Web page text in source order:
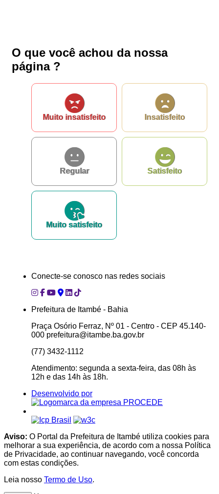
O que você achou da nossa
página ?
Muito insatisfeito Insatisfeito
Regular Satisfeito
Muito satisfeito
Conecte-se conosco nas redes sociais
Prefeitura de Itambé - Bahia
Praça Osório Ferraz, Nº 01 - Centro - CEP 45.140-
000 prefeitura@itambe.ba.gov.br
(77) 3432-1112
Atendimento: segunda a sexta-feira, das 08h às
12h e das 14h às 18h.
Desenvolvido por
Aviso: O Portal da Prefeitura de Itambé utiliza cookies para
melhorar a sua experiência, de acordo com a nossa Política
de Privacidade, ao continuar navegando, você concorda
com estas condições.
Leia nosso Termo de Uso.